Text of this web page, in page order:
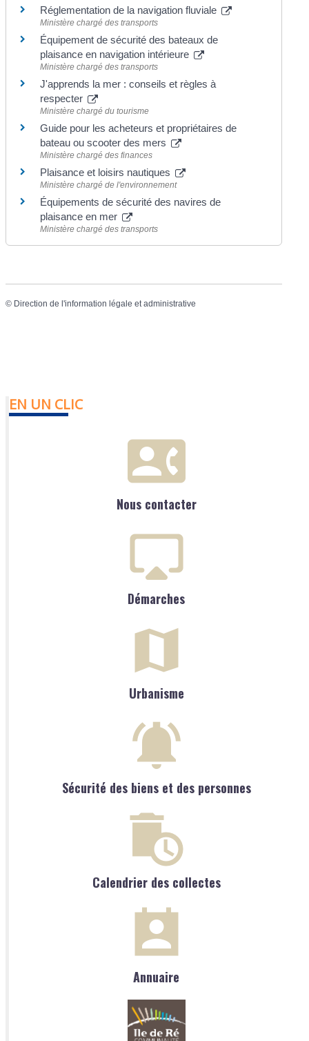
Réglementation de la navigation fluviale
Ministère chargé des transports
Équipement de sécurité des bateaux de
plaisance en navigation intérieure
Ministère chargé des transports
J'apprends la mer : conseils et règles à
respecter
Ministère chargé du tourisme
Guide pour les acheteurs et propriétaires de
bateau ou scooter des mers
Ministère chargé des finances
Plaisance et loisirs nautiques
Ministère chargé de l'environnement
Équipements de sécurité des navires de
plaisance en mer
Ministère chargé des transports
© Direction de l'information légale et administrative
EN UN CLIC
Nous contacter
Démarches
Urbanisme
Sécurité des biens et des personnes
Calendrier des collectes
Annuaire